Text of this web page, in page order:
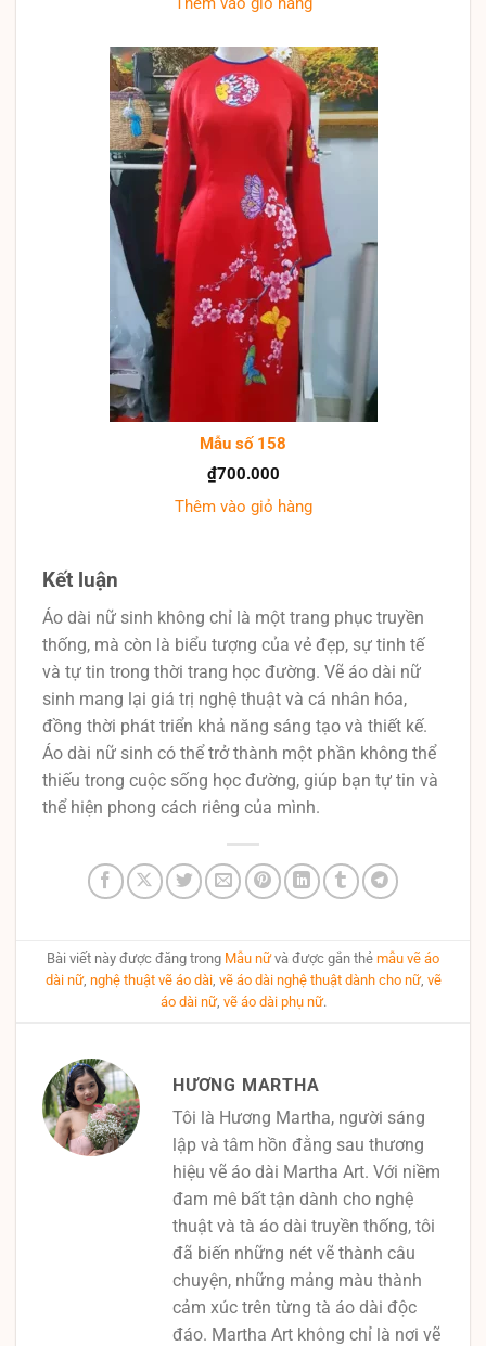
Mẫu số 158
₫700.000
Thêm vào giỏ hàng
Kết luận
Áo dài nữ sinh không chỉ là một trang phục truyền
thống, mà còn là biểu tượng của vẻ đẹp, sự tinh tế
và tự tin trong thời trang học đường. Vẽ áo dài nữ
sinh mang lại giá trị nghệ thuật và cá nhân hóa,
đồng thời phát triển khả năng sáng tạo và thiết kế.
Áo dài nữ sinh có thể trở thành một phần không thể
thiếu trong cuộc sống học đường, giúp bạn tự tin và
thể hiện phong cách riêng của mình.
Bài viết này được đăng trong Mẫu nữvà được gắn thẻ mẫu vẽ áo
dài nữ, nghệ thuật vẽ áo dài, vẽ áo dài nghệ thuật dành cho nữ, vẽ
áo dài nữ, vẽ áo dài phụ nữ.
HƯƠNG MARTHA
Tôi là Hương Martha, người sáng
lập và tâm hồn đằng sau thương
hiệu vẽ áo dài Martha Art. Với niềm
đam mê bất tận dành cho nghệ
thuật và tà áo dài truyền thống, tôi
đã biến những nét vẽ thành câu
chuyện, những mảng màu thành
cảm xúc trên từng tà áo dài độc
đáo. Martha Art không chỉ là nơi vẽ